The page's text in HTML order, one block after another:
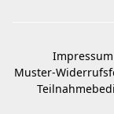
Impressum
Muster-